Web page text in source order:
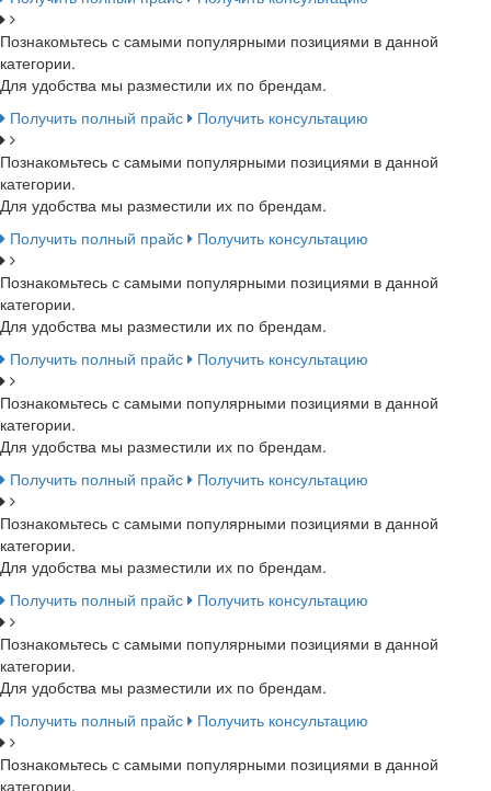
Познакомьтесь с самыми популярными позициями в данной
категории.
Для удобства мы разместили их по брендам.
Получить полный прайс
Получить консультацию
Познакомьтесь с самыми популярными позициями в данной
категории.
Для удобства мы разместили их по брендам.
Получить полный прайс
Получить консультацию
Познакомьтесь с самыми популярными позициями в данной
категории.
Для удобства мы разместили их по брендам.
Получить полный прайс
Получить консультацию
Познакомьтесь с самыми популярными позициями в данной
категории.
Для удобства мы разместили их по брендам.
Получить полный прайс
Получить консультацию
Познакомьтесь с самыми популярными позициями в данной
категории.
Для удобства мы разместили их по брендам.
Получить полный прайс
Получить консультацию
Познакомьтесь с самыми популярными позициями в данной
категории.
Для удобства мы разместили их по брендам.
Получить полный прайс
Получить консультацию
Познакомьтесь с самыми популярными позициями в данной
категории.